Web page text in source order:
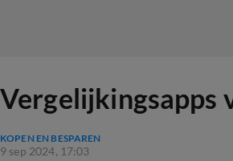
Vergelijkingsapps
KOPEN EN BESPAREN
9 sep 2024, 17:03